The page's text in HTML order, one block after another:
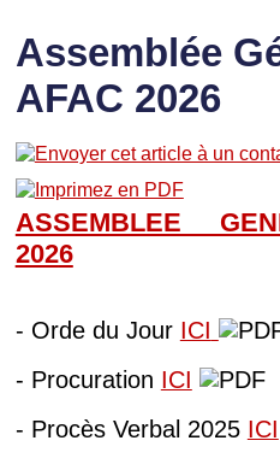
Assemblée
AFAC 2026
ASSEMBLEE
2026
- Orde du Jour ICI
- Procuration ICI
- Procès Verbal 2025 ICI